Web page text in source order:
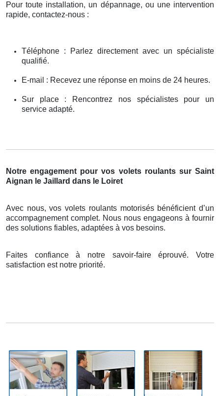
Pour toute installation, un dépannage, ou une intervention
rapide, contactez-nous :
Téléphone : Parlez directement avec un spécialiste
qualifié.
E-mail : Recevez une réponse en moins de 24 heures.
Sur place : Rencontrez nos spécialistes pour un
service adapté.
Notre engagement pour vos volets roulants sur Saint
Aignan le Jaillard dans le Loiret
Avec nous, vos volets roulants motorisés bénéficient d’un
accompagnement complet. Nous nous engageons à fournir
des solutions fiables, adaptées à vos besoins.
Faites confiance à notre savoir-faire éprouvé. Votre
satisfaction est notre priorité.